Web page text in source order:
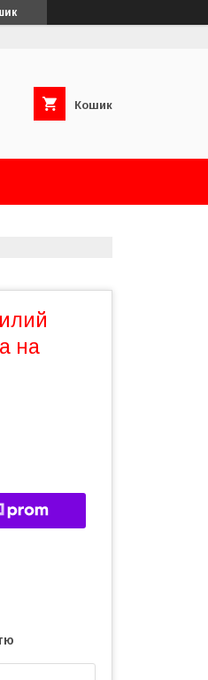
Кошик
на